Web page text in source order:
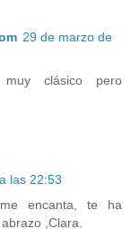
29 de marzo de
clásico pero
las 22:53
encanta, te ha
,Clara.